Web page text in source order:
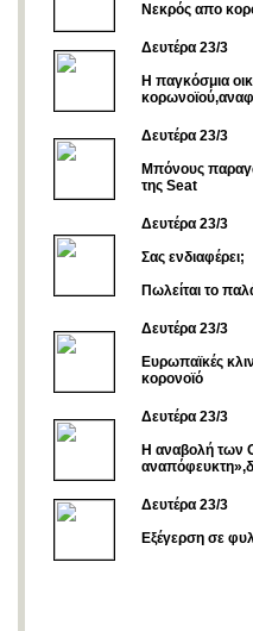
Νεκρός απο
Δευτέρα 23/3
Η παγκόσμια
Δευτέρα 23/3
Μπόνους
της Seat
Δευτέρα 23/3
Σας ενδιαφέρει;
Πωλείται το
Δευτέρα 23/3
Ευρωπαϊκές
κορονοϊό
Δευτέρα 23/3
Η αναβολή των
Δευτέρα 23/3
Εξέγερση σε